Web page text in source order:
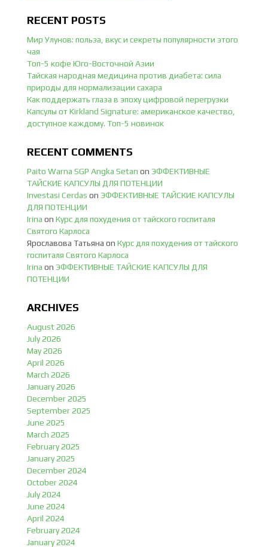
RECENT POSTS
Мир Улунов: польза, вкус и секреты популярности этого
чая
Топ-5 кофе Юго-Восточной Азии
Тайская народная медицина против диабета: сила
природы для нормализации сахара
Как поддержать глаза в эпоху цифровой перегрузки
Капсулы от Kirkland Signature: американское качество,
доступное каждому. Топ-5 новинок
RECENT COMMENTS
Paito Warna SGP Angka Setan on ЭФФЕКТИВНЫЕ
ТАЙСКИЕ КАПСУЛЫ ДЛЯ ПОТЕНЦИИ
Investasi Cerdas on ЭФФЕКТИВНЫЕ ТАЙСКИЕ КАПСУЛЫ
ДЛЯ ПОТЕНЦИИ
Irina on Курс для похудения от тайского госпиталя
Святого Карлоса
Ярославова Татьяна on Курс для похудения от тайского
госпиталя Святого Карлоса
Irina on ЭФФЕКТИВНЫЕ ТАЙСКИЕ КАПСУЛЫ ДЛЯ
ПОТЕНЦИИ
ARCHIVES
August 2026
July 2026
May 2026
April 2026
March 2026
January 2026
December 2025
September 2025
June 2025
March 2025
February 2025
January 2025
December 2024
October 2024
July 2024
June 2024
April 2024
February 2024
January 2024